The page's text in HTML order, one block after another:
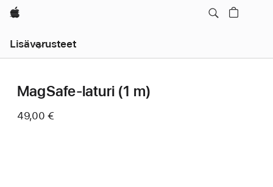
Apple
Lisävarusteet
navigointi
MagSafe-laturi (1 m)
49,00 €